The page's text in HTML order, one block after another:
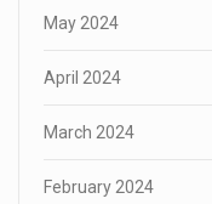
May 2024
April 2024
March 2024
February 2024